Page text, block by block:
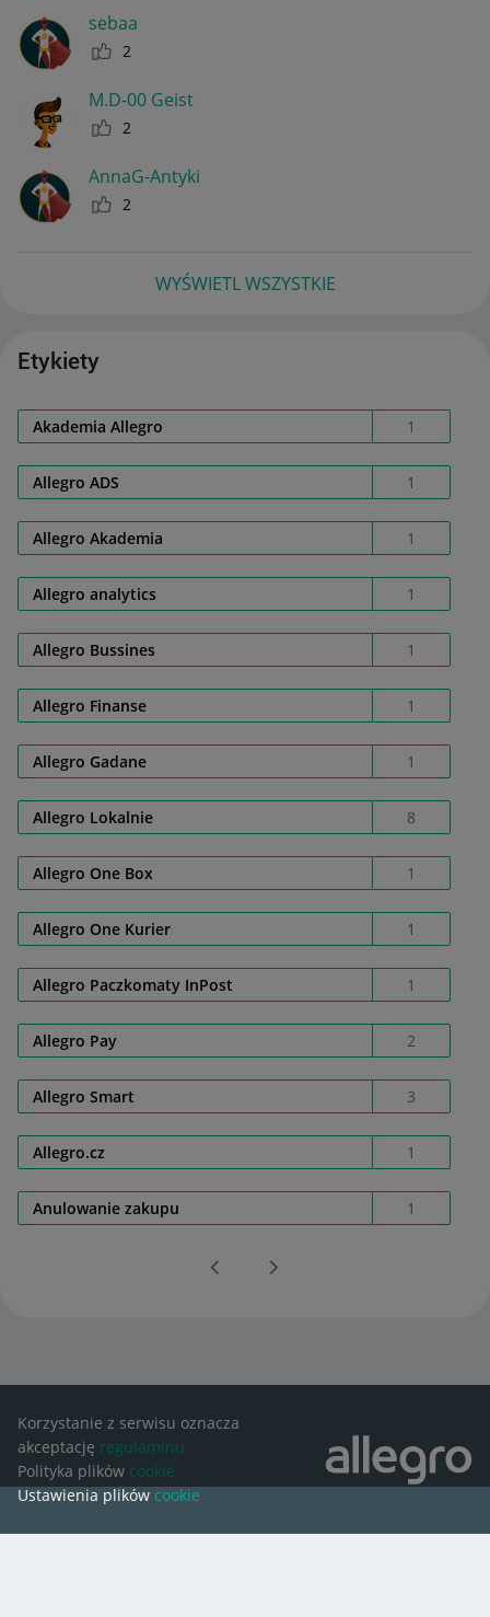
sebaa
2
M.D-00 Geist
2
AnnaG-Antyki
2
WYŚWIETL WSZYSTKIE
Etykiety
Akademia Allegro 1
Allegro ADS 1
Allegro Akademia 1
Allegro analytics 1
Allegro Bussines 1
Allegro Finanse 1
Allegro Gadane 1
Allegro Lokalnie 8
Allegro One Box 1
Allegro One Kurier 1
Allegro Paczkomaty InPost 1
Allegro Pay 2
Allegro Smart 3
Allegro.cz 1
Anulowanie zakupu 1
Korzystanie z serwisu oznacza
akceptację regulaminu
Polityka plików cookie
Ustawienia plików cookie